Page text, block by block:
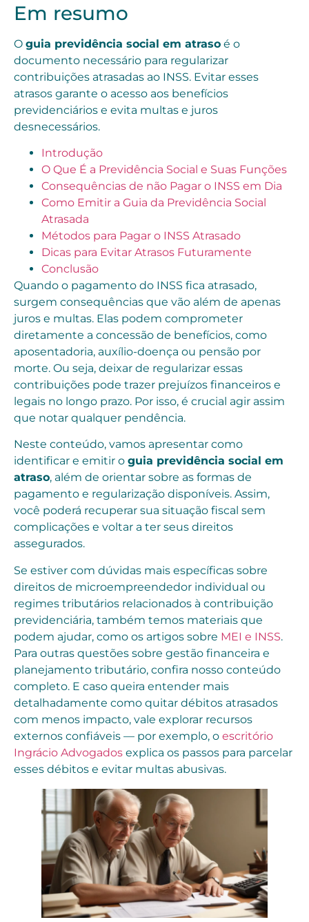
Em resumo
O guia previdência social em atraso é o
documento necessário para regularizar
contribuições atrasadas ao INSS. Evitar esses
atrasos garante o acesso aos benefícios
previdenciários e evita multas e juros
desnecessários.
Introdução
O Que É a Previdência Social e Suas Funções
Consequências de não Pagar o INSS em Dia
Como Emitir a Guia da Previdência Social
Atrasada
Métodos para Pagar o INSS Atrasado
Dicas para Evitar Atrasos Futuramente
Conclusão
Quando o pagamento do INSS fica atrasado,
surgem consequências que vão além de apenas
juros e multas. Elas podem comprometer
diretamente a concessão de benefícios, como
aposentadoria, auxílio-doença ou pensão por
morte. Ou seja, deixar de regularizar essas
contribuições pode trazer prejuízos financeiros e
legais no longo prazo. Por isso, é crucial agir assim
que notar qualquer pendência.
Neste conteúdo, vamos apresentar como
identificar e emitir o guia previdência social em
atraso, além de orientar sobre as formas de
pagamento e regularização disponíveis. Assim,
você poderá recuperar sua situação fiscal sem
complicações e voltar a ter seus direitos
assegurados.
Se estiver com dúvidas mais específicas sobre
direitos de microempreendedor individual ou
regimes tributários relacionados à contribuição
previdenciária, também temos materiais que
podem ajudar, como os artigos sobre MEI e INSS.
Para outras questões sobre gestão financeira e
planejamento tributário, confira nosso conteúdo
completo. E caso queira entender mais
detalhadamente como quitar débitos atrasados
com menos impacto, vale explorar recursos
externos confiáveis — por exemplo, o escritório
Ingrácio Advogados explica os passos para parcelar
esses débitos e evitar multas abusivas.